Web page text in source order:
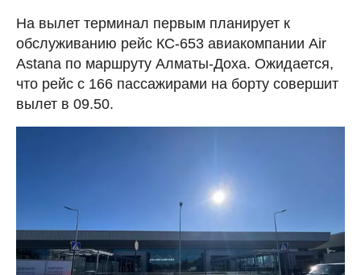
На вылет терминал первым планирует к
обслуживанию рейс КС-653 авиакомпании Air
Astana по маршруту Алматы-Доха. Ожидается,
что рейс с 166 пассажирами на борту совершит
вылет в 09.50.